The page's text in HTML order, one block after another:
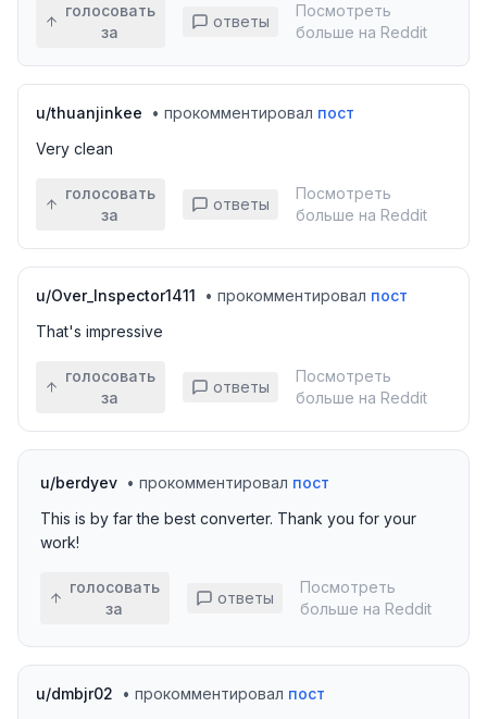
голосовать
за
ответы
Посмотреть
больше на Reddit
u/thuanjinkee • прокомментировал пост
Very clean
голосовать
за
ответы
Посмотреть
больше на Reddit
u/Over_Inspector1411 • прокомментировал пост
That's impressive
голосовать
за
ответы
Посмотреть
больше на Reddit
u/berdyev • прокомментировал пост
This is by far the best converter. Thank you for your
work!
голосовать
за
ответы
Посмотреть
больше на Reddit
u/dmbjr02 • прокомментировал пост